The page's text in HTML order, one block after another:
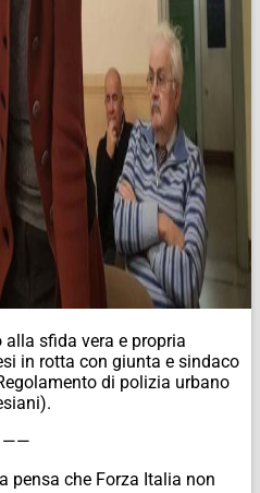
sfida vera e propria
in rotta con giunta e sindaco
di polizia urbano
——
pensa che Forza Italia non